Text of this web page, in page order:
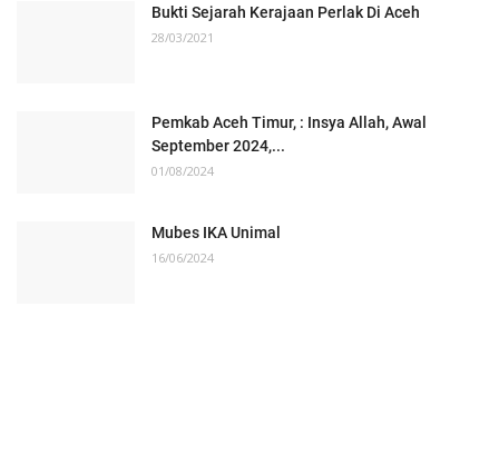
Bukti Sejarah Kerajaan Perlak Di Aceh
28/03/2021
Pemkab Aceh Timur, : Insya Allah, Awal
September 2024,...
01/08/2024
Mubes IKA Unimal
16/06/2024